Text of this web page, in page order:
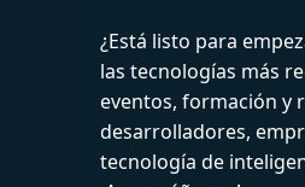
¿Está listo para
las tecnologías más
eventos, formación y
desarrolladores,
tecnología de